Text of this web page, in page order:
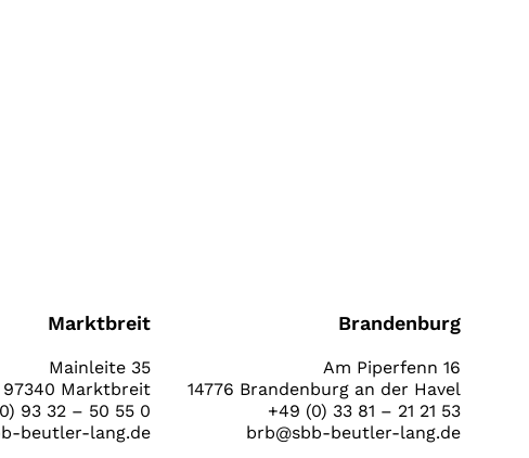
Marktbreit
Mainleite 35
97340 Marktbreit
93 32 – 50 55 0
beutler-lang.de
Brandenburg
Am Piperfenn 16
14776 Brandenburg an der Havel
+49 (0) 33 81 – 21 21 53
brb@sbb-beutler-lang.de